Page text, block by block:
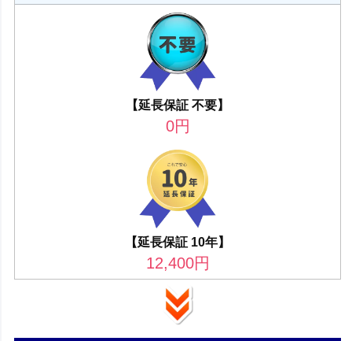
【延長保証 不要】
0円
【延長保証 10年】
12,400円